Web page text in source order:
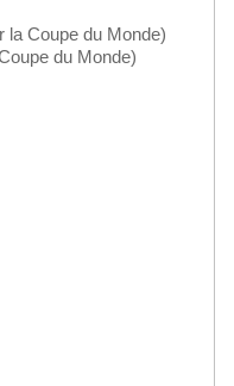
la Coupe du Monde)
du Monde)